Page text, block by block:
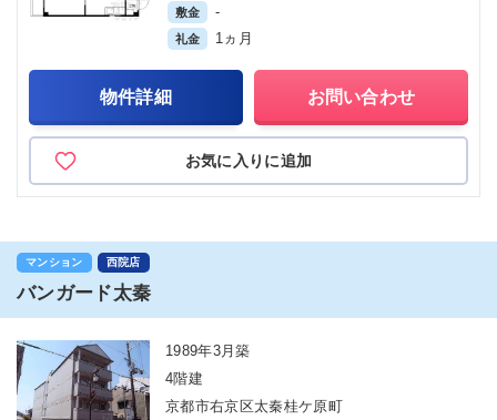
敷金 -
礼金 1ヵ月
物件詳細 お問い合わせ
お気に入りに追加
マンション 西院店
バンガード太秦
1989年3月築
4階建
京都市右京区太秦桂ケ原町